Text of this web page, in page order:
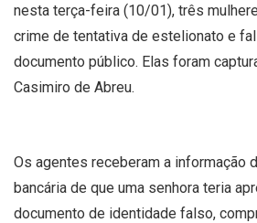
nesta terça-feira (10/01), três
crime de tentativa de estelionato e
documento público. Elas foram
Casimiro de Abreu.
Os agentes receberam a informação
bancária de que uma senhora teria
documento de identidade falso,